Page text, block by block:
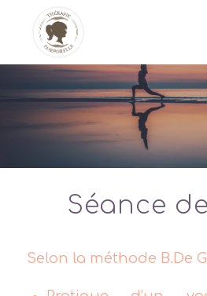
Séance
Selon la méthode B.De